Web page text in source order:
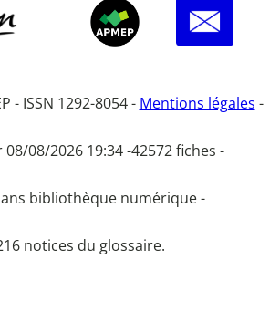
- ISSN 1292-8054 - Mentions légales -
08/08/2026 19:34 -42572 fiches -
bibliothèque numérique -
notices du glossaire.